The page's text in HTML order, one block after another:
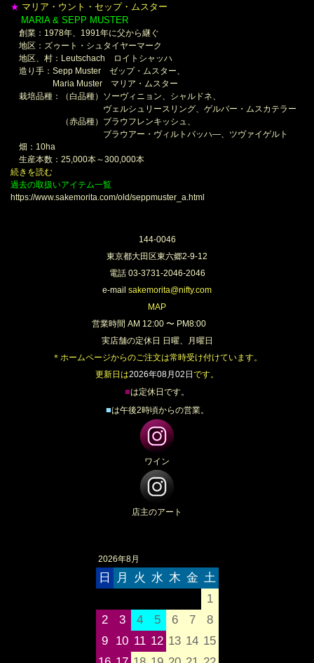
★ マリア・ウント・セップ・ムスター
MARIA & SEPP MUSTER
創業：1978年、1991年に父から継ぐ
地区：ズゥート・シュタイヤーマーク
地区、村：Leutschach ロイトシャッハ
造り手：Sepp Muster ゼップ・ムスター、
Maria Muster マリア・ムスター
栽培品種：（白品種）ソーヴィニョン、シャルドネ、
ヴェルシュリースリング、ゲルバー・ムスカテラー
（赤品種）ブラウフレンキッシュ、
ブラウアー・ヴィルトバッハ―、ツヴァイゲルト
畑：10ha
生産本数：25,000本～300,000本
続きを読む
過去の取扱いアイテム一覧
https://www.sakemorita.com/old/seppmuster_a.html
144-0046
東京都大田区東六郷2-9-12
電話 03-3731-2046-2046
e-mail sakemorita@nifty.com
MAP
営業時間 AM 12:00 〜 PM8:00
実店舗の定休日 日曜、月曜日
＊ホームページからのご注文は常時受け付けています。
更新日は2026年08月02日です。
■は定休日です。
■は午後2時頃からの営業。
ワイン
店主のアート
2026年8月
日 月 火 水 木 金 土
1
2
3 4 5 6 7
8
9
10 11 12 13 14 15